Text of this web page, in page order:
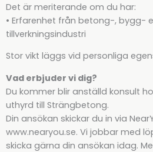
Det är meriterande om du har:
• Erfarenhet från betong-, bygg-
tillverkningsindustri
Stor vikt läggs vid personliga
Vad erbjuder vi dig?
Du kommer blir anställd konsult
uthyrd till Strängbetong.
Din ansökan skickar du in via
www.nearyou.se. Vi jobbar med
skicka gärna din ansökan idag.